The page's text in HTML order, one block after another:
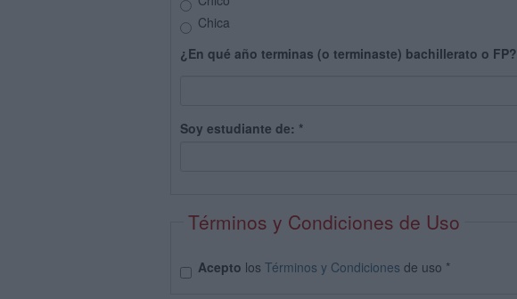
Chica
¿En qué año terminas (o terminaste) bachillerato o FP?
Soy estudiante de: *
Términos y Condiciones de Uso
Acepto los Términos y Condiciones de uso *